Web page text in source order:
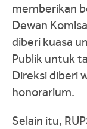
memberikan
Dewan
diberi kuasa
Publik untuk
Direksi diberi
honorarium.
Selain itu,